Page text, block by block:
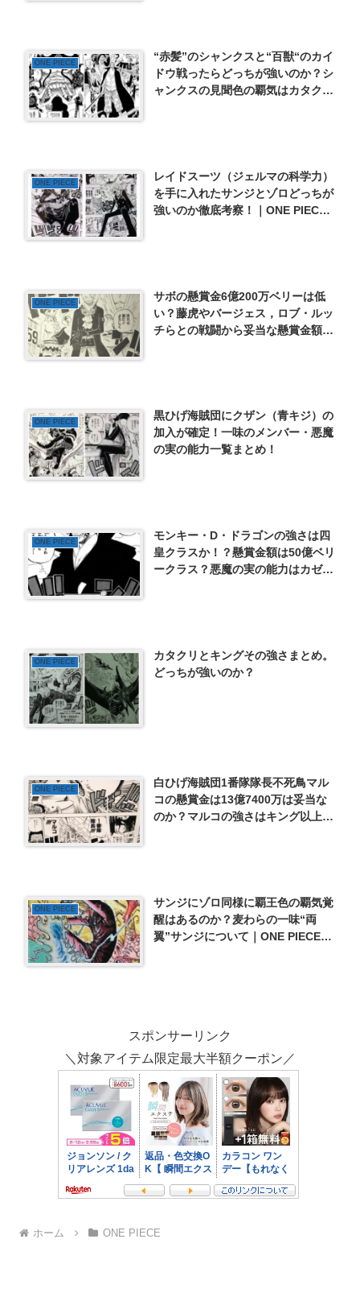
ONE PIECE
“赤髪”のシャンクスと“百獣“のカイ
ドウ戦ったらどっちが強いのか？シ
ャンクスの見聞色の覇気はカタクリ
ONE PIECE
レイドスーツ（ジェルマの科学力）
を手に入れたサンジとゾロどっちが
強いのか徹底考察！｜ONE PIECE
ONE PIECE
サボの懸賞金6億200万ベリーは低
い？藤虎やバージェス，ロブ・ルッ
チらとの戦闘から妥当な懸賞金額を
ONE PIECE
黒ひげ海賊団にクザン（青キジ）の
加入が確定！一味のメンバー・悪魔
の実の能力一覧まとめ！
ONE PIECE
モンキー・D・ドラゴンの強さは四
皇クラスか！？懸賞金額は50億ベリ
ークラス？悪魔の実の能力はカゼカ
ONE PIECE
カタクリとキングその強さまとめ。
どっちが強いのか？
ONE PIECE
白ひげ海賊団1番隊隊長不死鳥マル
コの懸賞金は13億7400万は妥当な
のか？マルコの強さはキング以上？
ONE PIECE
サンジにゾロ同様に覇王色の覇気覚
醒はあるのか？麦わらの一味“両
翼”サンジについて｜ONE PIECE考
スポンサーリンク
＼対象アイテム限定最大半額クーポン／
ホーム ONE PIECE